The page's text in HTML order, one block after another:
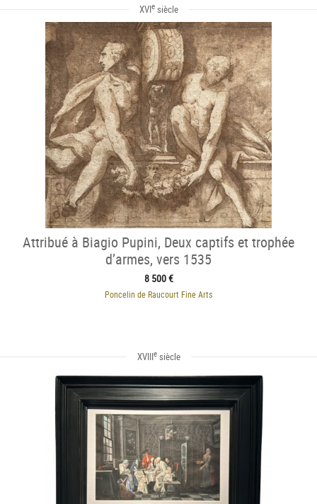
XVIesiècle
Attribué à Biagio Pupini, Deux captifs et trophée
d’armes, vers 1535
8 500 €
Poncelin de Raucourt Fine Arts
XVIIIesiècle